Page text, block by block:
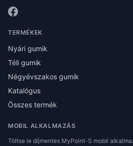
TERMÉKEK
Nyári gumik
Téli gumik
Négyévszakos gumik
Katalógus
Összes termék
MOBIL ALKALMAZÁS
Töltse le díjmentes MyPoint-S mobil